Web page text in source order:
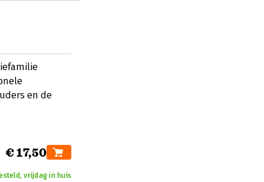
en de
€ 17,50
vrijdag in huis